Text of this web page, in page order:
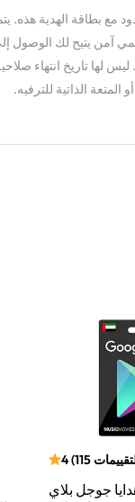
مع بطاقة الهدية هذه.
يتيح لك الوصول إلى
لها تاريخ انتهاء
المتعة الذاتية للترفيه.
4(115
جوجل بلاي